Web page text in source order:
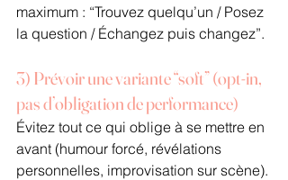
maximum : “Trouvez quelqu’un / Posez
la question / Échangez puis changez”.
3) Prévoir une variante “soft” (opt-in,
pas d’obligation de performance)
Évitez tout ce qui oblige à se mettre en
avant (humour forcé, révélations
personnelles, improvisation sur scène).